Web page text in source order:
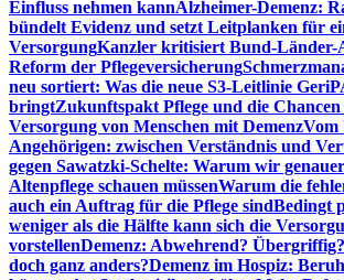
Einfluss nehmen kannAlzheimer-Demenz:
bündelt Evidenz und setzt Leitplanken für
VersorgungKanzler kritisiert Bund-Länder-
Reform der Pflegeversicherung
neu sortiert: Was die neue S3-Leitlinie
bringtZukunftspakt Pflege und die
Versorgung von Menschen mit DemenzVom
Angehörigen: zwischen Verständnis und
gegen Sawatzki-Schelte: Warum wir
Altenpflege schauen müssenWarum die
auch ein Auftrag für die Pflege sindBedingt
weniger als die Hälfte kann sich die
vorstellenDemenz: Abwehrend?
doch ganz anders?Demenz im Hospiz: